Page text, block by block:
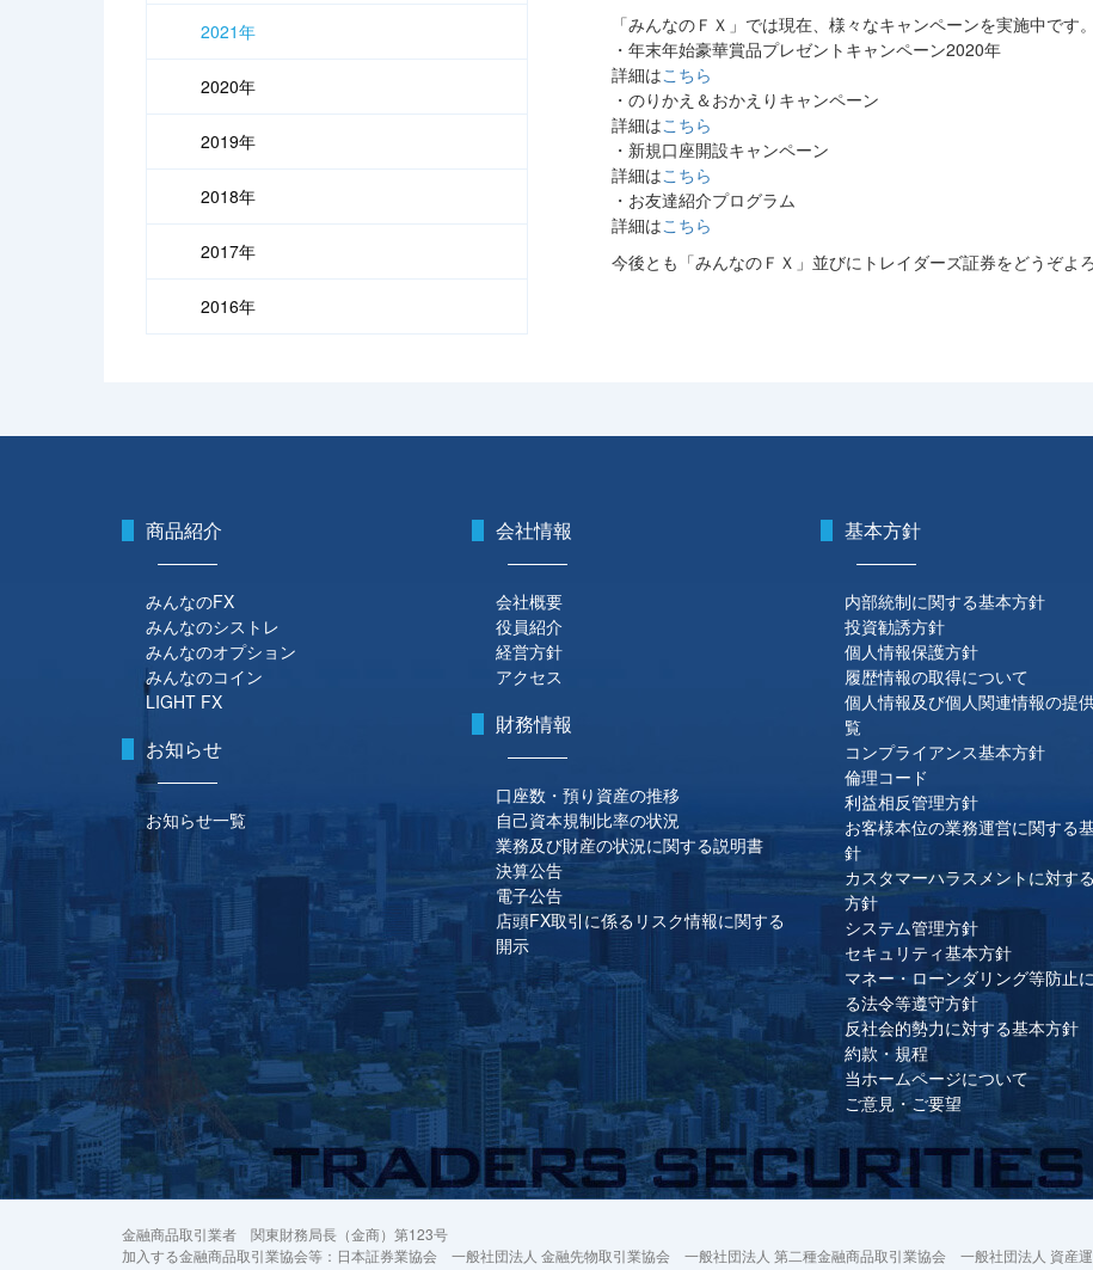
「みんなのＦＸ」では現在、様々なキャンペーンを実施中です。
・年末年始豪華賞品プレゼントキャンペーン2020年
詳細はこちら
・のりかえ＆おかえりキャンペーン
詳細はこちら
・新規口座開設キャンペーン
詳細はこちら
・お友達紹介プログラム
詳細はこちら
今後とも「みんなのＦＸ」並びにトレイダーズ証券をどうぞよ
2021年
2020年
2019年
2018年
2017年
2016年
商品紹介
みんなのFX
みんなのシストレ
みんなのオプション
みんなのコイン
LIGHT FX
お知らせ
お知らせ一覧
会社情報
会社概要
役員紹介
経営方針
アクセス
財務情報
口座数・預り資産の推移
自己資本規制比率の状況
業務及び財産の状況に関する説明書
決算公告
電子公告
店頭FX取引に係るリスク情報に関する
開示
基本方針
内部統制に関する基本方針
投資勧誘方針
個人情報保護方針
履歴情報の取得について
個人情報及び個人関連情報の提
覧
コンプライアンス基本方針
倫理コード
利益相反管理方針
お客様本位の業務運営に関する
針
カスタマーハラスメントに対す
方針
システム管理方針
セキュリティ基本方針
マネー・ローンダリング等防止
る法令等遵守方針
反社会的勢力に対する基本方針
約款・規程
当ホームページについて
ご意見・ご要望
金融商品取引業者 関東財務局長（金商）第123号
加入する金融商品取引業協会等：日本証券業協会 一般社団法人 金融先物取引業協会 一般社団法人 第二種金融商品取引業協会 一般社団法人 資